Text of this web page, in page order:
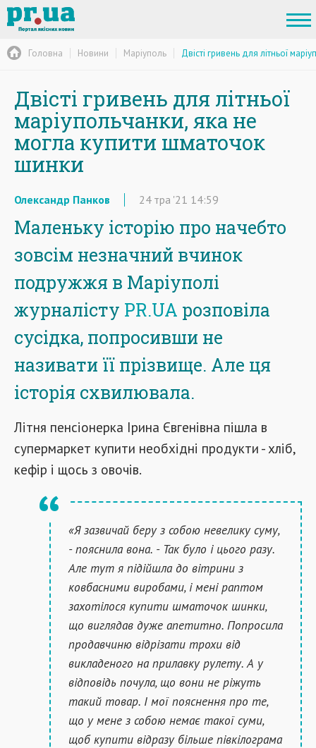
Головна Новини Маріуполь Двісті гривень для літньої
Двісті гривень для літньої
маріупольчанки, яка не
могла купити шматочок
шинки
Олександр Панков 24 тра '21 14:59
Маленьку історію про начебто
зовсім незначний вчинок
подружжя в Маріуполі
журналісту PR.UA розповіла
сусідка, попросивши не
називати її прізвище. Але ця
історія схвилювала.
Літня пенсіонерка Ірина Євгенівна пішла в
супермаркет купити необхідні продукти - хліб,
кефір і щось з овочів.
«Я зазвичай беру з собою невелику суму,
- пояснила вона. - Так було і цього разу.
Але тут я підійшла до вітрини з
ковбасними виробами, і мені раптом
захотілося купити шматочок шинки,
що виглядав дуже апетитно. Попросила
продавчиню відрізати трохи від
викладеного на прилавку рулету. А у
відповідь почула, що вони не ріжуть
такий товар. І мої пояснення про те,
що у мене з собою немає такої суми,
щоб купити відразу більше півкілограма